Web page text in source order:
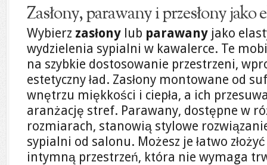
Zasłony, parawany i przesłony jako
Wybierz zasłony lub parawany jako
wydzielenia sypialni w kawalerce. Te
na szybkie dostosowanie przestrzeni,
estetyczny ład. Zasłony montowane od
wnętrzu miękkości i ciepła, a ich
aranżację stref. Parawany, dostępne w
rozmiarach, stanowią stylowe
sypialni od salonu. Możesz je łatwo
intymną przestrzeń, która nie wymaga